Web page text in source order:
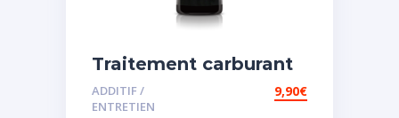
Traitement carburant
diesel et essence
ADDITIF /
ENTRETIEN
9,90€